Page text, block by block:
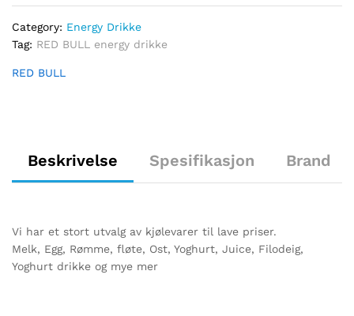
Category: Energy Drikke
Tag: RED BULL energy drikke
RED BULL
Beskrivelse Spesifikasjon Brand
Vi har et stort utvalg av kjølevarer til lave priser.
Melk, Egg, Rømme, fløte, Ost, Yoghurt, Juice, Filodeig,
Yoghurt drikke og mye mer